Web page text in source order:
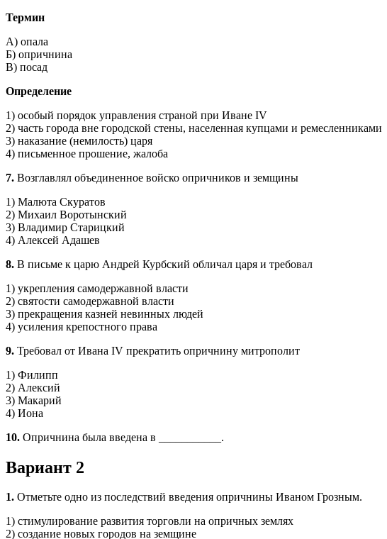
Термин
А) опала
Б) опричнина
В) посад
Определение
1) особый порядок управления страной при Иване IV
2) часть города вне городской стены, населенная купцами и ремес­ленниками
3) наказание (немилость) царя
4) письменное прошение, жалоба
7. Возглавлял объединенное войско опричников и земщины
1) Малюта Скуратов
2) Михаил Воротынский
3) Владимир Старицкий
4) Алексей Адашев
8. В письме к царю Андрей Курбский обличал царя и требовал
1) укрепления самодержавной власти
2) святости самодержавной власти
3) прекращения казней невинных людей
4) усиления крепостного права
9. Требовал от Ивана IV прекратить опричнину митрополит
1) Филипп
2) Алексий
3) Макарий
4) Иона
10. Опричнина была введена в ___________.
Вариант 2
1. Отметьте одно из последствий введения опричнины Иваном Грозным.
1) стимулирование развития торговли на опричных землях
2) создание новых городов на земщине